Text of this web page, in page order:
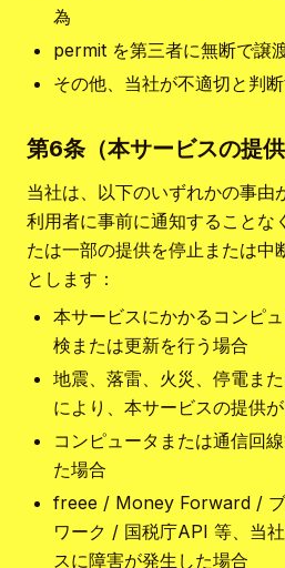
為
permit を第三者に無断で譲
その他、当社が不適切と判
第6条（本サービスの提供
当社は、以下のいずれかの事由
利用者に事前に通知することな
たは一部の提供を停止または中
とします：
本サービスにかかるコンピ
検または更新を行う場合
地震、落雷、火災、停電ま
により、本サービスの提供
コンピュータまたは通信回
た場合
freee / Money Forward / ブ
ワーク / 国税庁API 等、当
スに障害が発生した場合